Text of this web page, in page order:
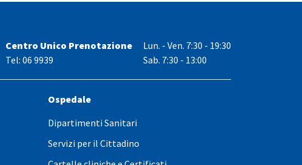
Centro Unico Prenotazione
Tel: 06 9939
Lun. - Ven. 7:30 - 19:30
Sab. 7:30 - 13:00
Ospedale
Dipartimenti Sanitari
Servizi per il Cittadino